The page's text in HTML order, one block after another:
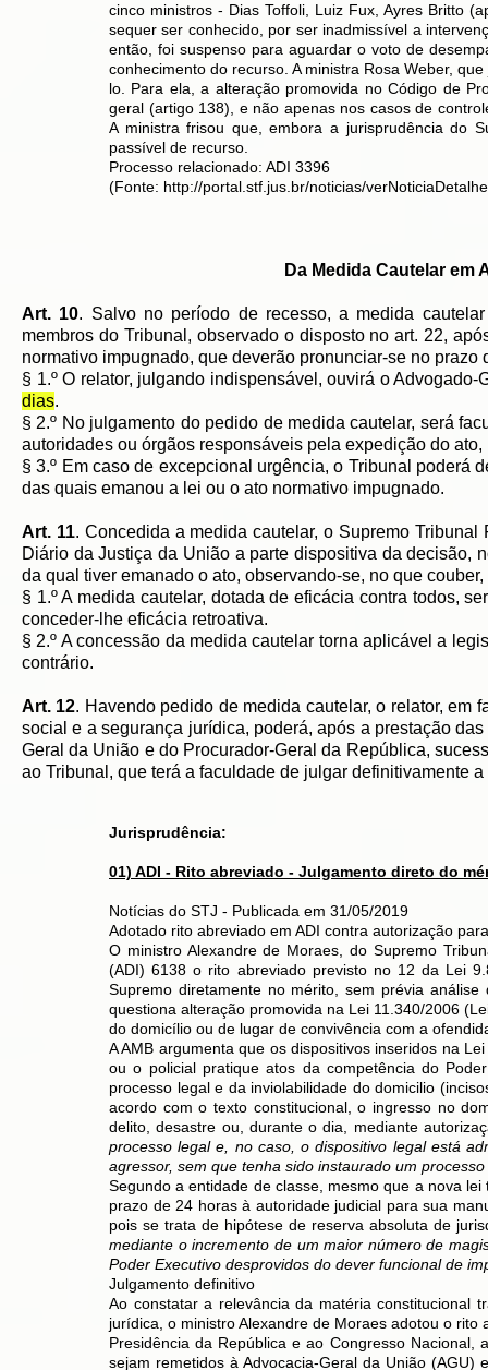
cinco ministros - Dias Toffoli, Luiz Fux, Ayres Britto
sequer ser conhecido, por ser inadmissível a
então, foi suspenso para aguardar o voto de
conhecimento do recurso. A ministra Rosa Weber,
lo. Para ela, a alteração promovida no Código de
geral (artigo 138), e não apenas nos casos de
A ministra frisou que, embora a jurisprudência do
passível de recurso.
Processo relacionado: ADI 3396
(Fonte: http://portal.stf.jus.br/noticias/
Da Medida Cautelar
Art. 10. Salvo no período de recesso, a medida
membros do Tribunal, observado o disposto no art. 22,
normativo impugnado, que deverão pronunciar-se no prazo
§ 1.º O relator, julgando indispensável, ouvirá o
dias.
§ 2.º No julgamento do pedido de medida cautelar, será
autoridades ou órgãos responsáveis pela expedição do
§ 3.º Em caso de excepcional urgência, o Tribunal poderá
das quais emanou a lei ou o ato normativo impugnado.
Art. 11. Concedida a medida cautelar, o Supremo
Diário da Justiça da União a parte dispositiva da decisão,
da qual tiver emanado o ato, observando-se, no que
§ 1.º A medida cautelar, dotada de eficácia contra todos,
conceder-lhe eficácia retroativa.
§ 2.º A concessão da medida cautelar torna aplicável a
contrário.
Art. 12. Havendo pedido de medida cautelar, o relator, em
social e a segurança jurídica, poderá, após a prestação
Geral da União e do Procurador-Geral da República,
ao Tribunal, que terá a faculdade de julgar definitivamente a
Jurisprudência:
01) ADI - Rito abreviado - Julgamento direto do
Notícias do STJ - Publicada em 31/05/2019
Adotado rito abreviado em ADI contra autorização
​O ministro Alexandre de Moraes, do Supremo
(ADI) 6138 o rito abreviado previsto no 12 da Lei
Supremo diretamente no mérito, sem prévia
questiona alteração promovida na Lei 11.340/2006
do domicílio ou de lugar de convivência com a
A AMB argumenta que os dispositivos inseridos na
ou o policial pratique atos da competência do
processo legal e da inviolabilidade do domicilio
acordo com o texto constitucional, o ingresso no
delito, desastre ou, durante o dia, mediante
processo legal e, no caso, o dispositivo legal está
agressor, sem que tenha sido instaurado um
Segundo a entidade de classe, mesmo que a nova
prazo de 24 horas à autoridade judicial para sua
pois se trata de hipótese de reserva absoluta de
mediante o incremento de um maior número de
Poder Executivo desprovidos do dever funcional de
Julgamento definitivo
Ao constatar a relevância da matéria constitucional
jurídica, o ministro Alexandre de Moraes adotou o
Presidência da República e ao Congresso
sejam remetidos à Advocacia-Geral da União